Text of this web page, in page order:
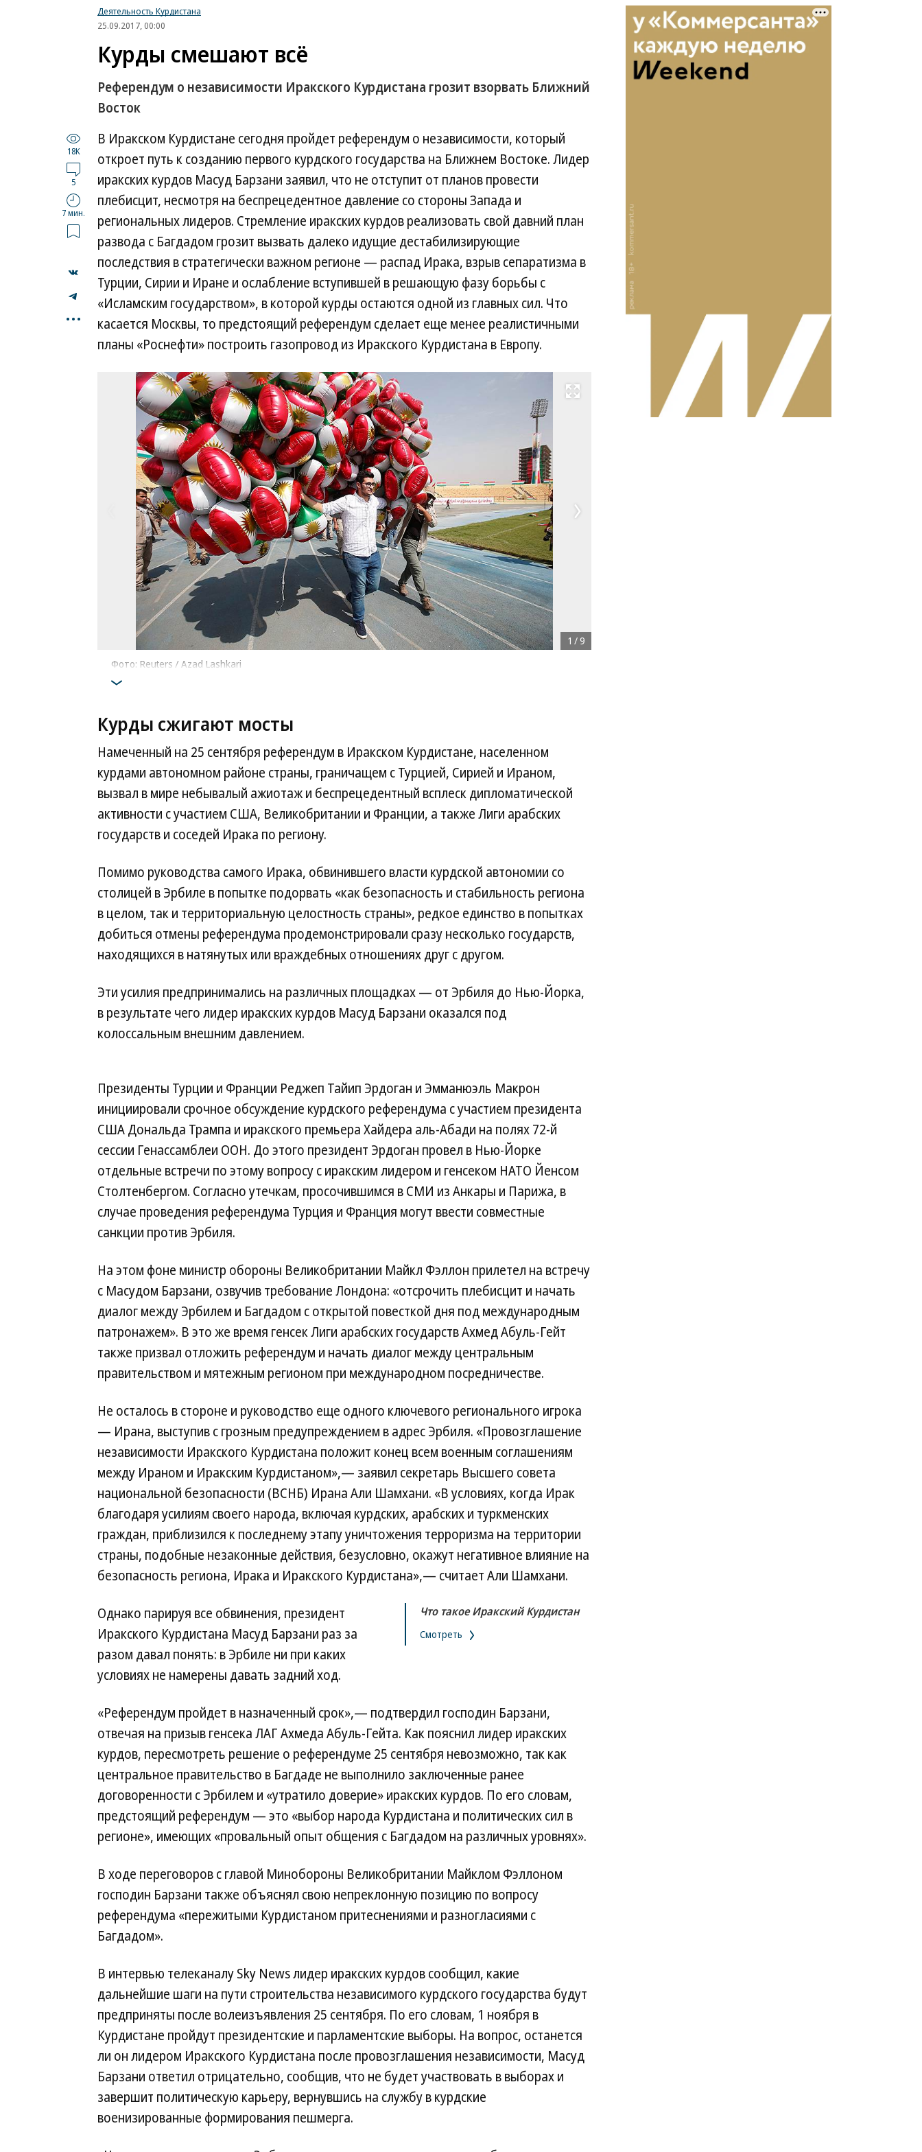
Деятельность Курдистана
25.09.2017, 00:00
Курды смешают всё
Референдум о независимости Иракского Курдистана грозит взорвать Ближний
Восток
18K
5
7 мин.
...
В Иракском Курдистане сегодня пройдет референдум о независимости, который
откроет путь к созданию первого курдского государства на Ближнем Востоке. Лидер
иракских курдов Масуд Барзани заявил, что не отступит от планов провести
плебисцит, несмотря на беспрецедентное давление со стороны Запада и
региональных лидеров. Стремление иракских курдов реализовать свой давний план
развода с Багдадом грозит вызвать далеко идущие дестабилизирующие
последствия в стратегически важном регионе — распад Ирака, взрыв сепаратизма в
Турции, Сирии и Иране и ослабление вступившей в решающую фазу борьбы с
«Исламским государством», в которой курды остаются одной из главных сил. Что
касается Москвы, то предстоящий референдум сделает еще менее реалистичными
планы «Роснефти» построить газопровод из Иракского Курдистана в Европу.
Развернуть на весь экран
Фото: Reuters / Azad Lashkari
Еще фото
1 / 9
Курды сжигают мосты
Намеченный на 25 сентября референдум в Иракском Курдистане, населенном
курдами автономном районе страны, граничащем с Турцией, Сирией и Ираном,
вызвал в мире небывалый ажиотаж и беспрецедентный всплеск дипломатической
активности с участием США, Великобритании и Франции, а также Лиги арабских
государств и соседей Ирака по региону.
Помимо руководства самого Ирака, обвинившего власти курдской автономии со
столицей в Эрбиле в попытке подорвать «как безопасность и стабильность региона
в целом, так и территориальную целостность страны», редкое единство в попытках
добиться отмены референдума продемонстрировали сразу несколько государств,
находящихся в натянутых или враждебных отношениях друг с другом.
Эти усилия предпринимались на различных площадках — от Эрбиля до Нью-Йорка,
в результате чего лидер иракских курдов Масуд Барзани оказался под
колоссальным внешним давлением.
Президенты Турции и Франции Реджеп Тайип Эрдоган и Эмманюэль Макрон
инициировали срочное обсуждение курдского референдума с участием президента
США Дональда Трампа и иракского премьера Хайдера аль-Абади на полях 72-й
сессии Генассамблеи ООН. До этого президент Эрдоган провел в Нью-Йорке
отдельные встречи по этому вопросу с иракским лидером и генсеком НАТО Йенсом
Столтенбергом. Согласно утечкам, просочившимся в СМИ из Анкары и Парижа, в
случае проведения референдума Турция и Франция могут ввести совместные
санкции против Эрбиля.
На этом фоне министр обороны Великобритании Майкл Фэллон прилетел на встречу
с Масудом Барзани, озвучив требование Лондона: «отсрочить плебисцит и начать
диалог между Эрбилем и Багдадом с открытой повесткой дня под международным
патронажем». В это же время генсек Лиги арабских государств Ахмед Абуль-Гейт
также призвал отложить референдум и начать диалог между центральным
правительством и мятежным регионом при международном посредничестве.
Не осталось в стороне и руководство еще одного ключевого регионального игрока
— Ирана, выступив с грозным предупреждением в адрес Эрбиля. «Провозглашение
независимости Иракского Курдистана положит конец всем военным соглашениям
между Ираном и Иракским Курдистаном»,— заявил секретарь Высшего совета
национальной безопасности (ВСНБ) Ирана Али Шамхани. «В условиях, когда Ирак
благодаря усилиям своего народа, включая курдских, арабских и туркменских
граждан, приблизился к последнему этапу уничтожения терроризма на территории
страны, подобные незаконные действия, безусловно, окажут негативное влияние на
безопасность региона, Ирака и Иракского Курдистана»,— считает Али Шамхани.
Что такое Иракский Курдистан
Смотреть
Однако парируя все обвинения, президент
Иракского Курдистана Масуд Барзани раз за
разом давал понять: в Эрбиле ни при каких
условиях не намерены давать задний ход.
«Референдум пройдет в назначенный срок»,— подтвердил господин Барзани,
отвечая на призыв генсека ЛАГ Ахмеда Абуль-Гейта. Как пояснил лидер иракских
курдов, пересмотреть решение о референдуме 25 сентября невозможно, так как
центральное правительство в Багдаде не выполнило заключенные ранее
договоренности с Эрбилем и «утратило доверие» иракских курдов. По его словам,
предстоящий референдум — это «выбор народа Курдистана и политических сил в
регионе», имеющих «провальный опыт общения с Багдадом на различных уровнях».
В ходе переговоров с главой Минобороны Великобритании Майклом Фэллоном
господин Барзани также объяснял свою непреклонную позицию по вопросу
референдума «пережитыми Курдистаном притеснениями и разногласиями с
Багдадом».
В интервью телеканалу Sky News лидер иракских курдов сообщил, какие
дальнейшие шаги на пути строительства независимого курдского государства будут
предприняты после волеизъявления 25 сентября. По его словам, 1 ноября в
Курдистане пройдут президентские и парламентские выборы. На вопрос, останется
ли он лидером Иракского Курдистана после провозглашения независимости, Масуд
Барзани ответил отрицательно, сообщив, что не будет участвовать в выборах и
завершит политическую карьеру, вернувшись на службу в курдские
военизированные формирования пешмерга.